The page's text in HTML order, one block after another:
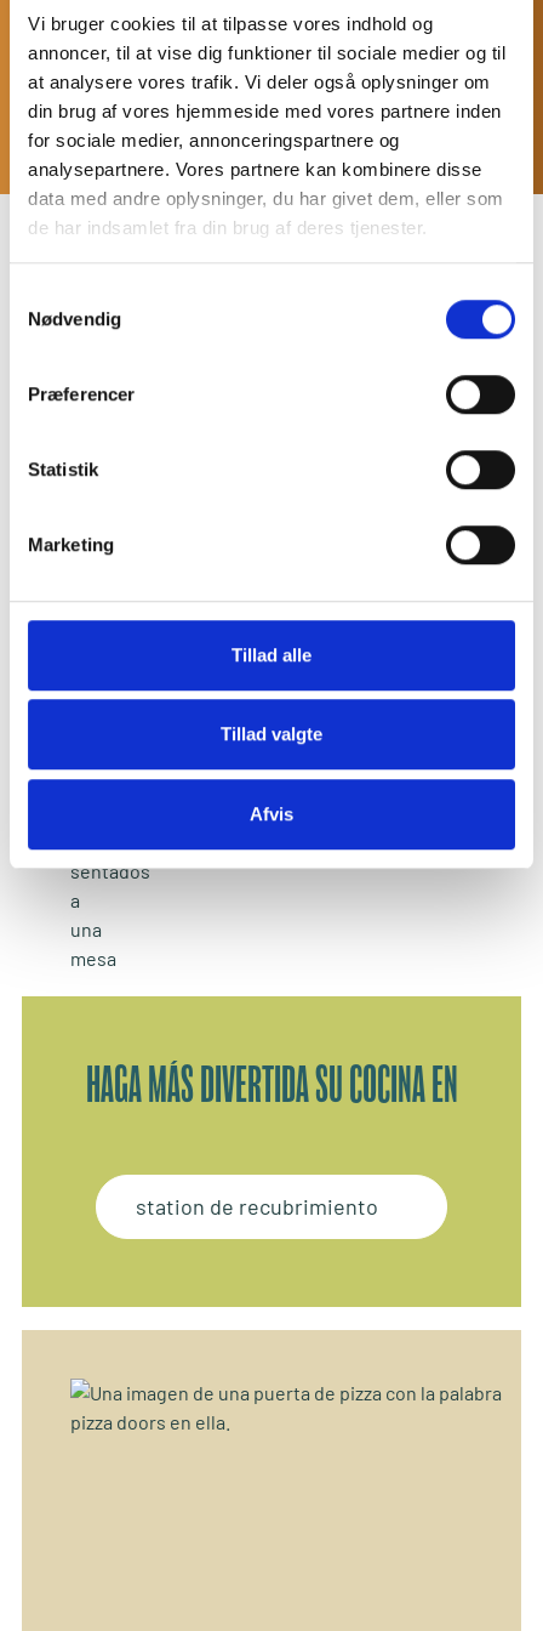
Vi bruger cookies til at tilpasse vores indhold og
annoncer, til at vise dig funktioner til sociale medier og til
at analysere vores trafik. Vi deler også oplysninger om
din brug af vores hjemmeside med vores partnere inden
for sociale medier, annonceringspartnere og
analysepartnere. Vores partnere kan kombinere disse
data med andre oplysninger, du har givet dem, eller som
de har indsamlet fra din brug af deres tjenester.
Nødvendig
Præferencer
Statistik
Marketing
Tillad alle
Tillad valgte
Afvis
tendrás la oportunidad de inspirar a otros con tu ardiente
pasión.
Solicitar aquí
LOS MEJORES COZZE
PARA UN VERDADERO MAESTRO PIZZERO
HAGA MÁS DIVERTIDA SU COCINA EN
station de recubrimiento